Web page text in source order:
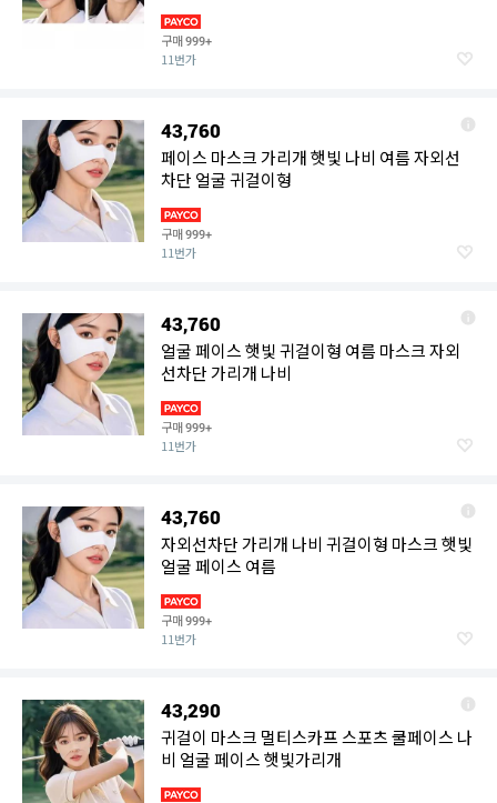
구매999+
11번가
43,760
페이스 마스크 가리개 햇빛 나비 여름 자외선
차단 얼굴 귀걸이형
구매999+
11번가
43,760
얼굴 페이스 햇빛 귀걸이형 여름 마스크 자외
선차단 가리개 나비
구매999+
11번가
43,760
자외선차단 가리개 나비 귀걸이형 마스크 햇빛
얼굴 페이스 여름
구매999+
11번가
43,290
귀걸이 마스크 멀티스카프 스포츠 쿨페이스 나
비 얼굴 페이스 햇빛가리개